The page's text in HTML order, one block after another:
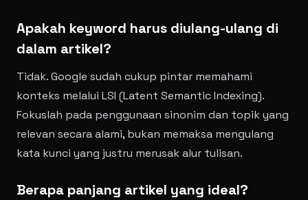
Apakah keyword harus diulang-ulang di
dalam artikel?
Tidak. Google sudah cukup pintar memahami
konteks melalui LSI (Latent Semantic Indexing).
Fokuslah pada penggunaan sinonim dan topik yang
relevan secara alami, bukan memaksa mengulang
kata kunci yang justru merusak alur tulisan.
Berapa panjang artikel yang ideal?